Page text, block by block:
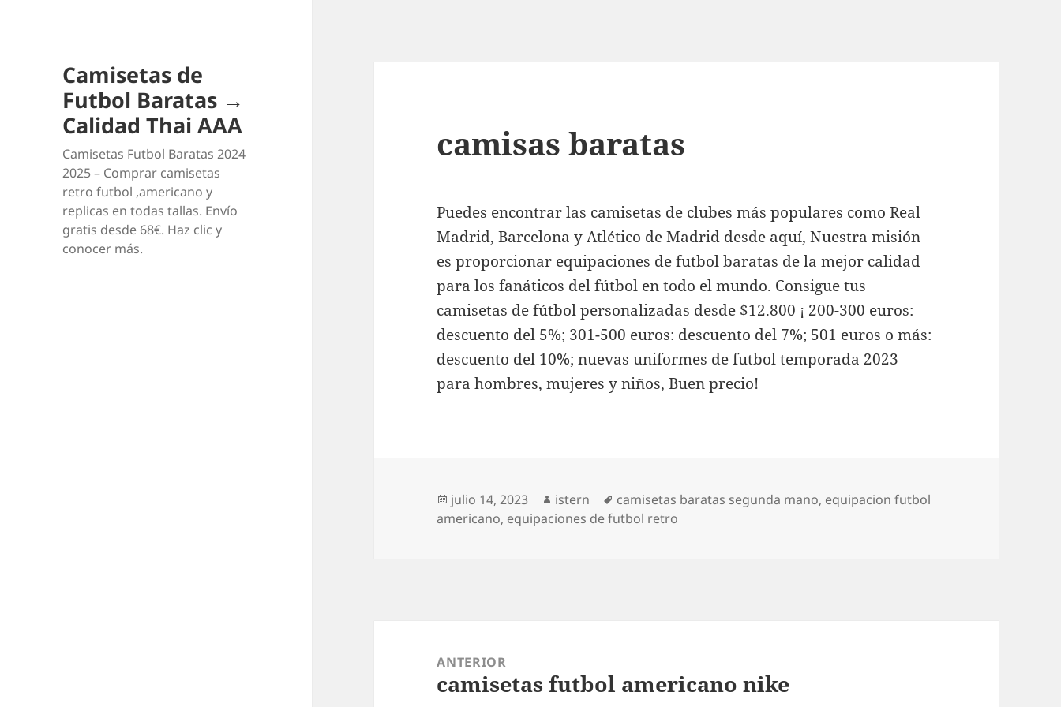
Camisetas de
Futbol Baratas →
Calidad Thai AAA
Camisetas Futbol Baratas 2024
2025 – Comprar camisetas
retro futbol ,americano y
replicas en todas tallas. Envío
gratis desde 68€. Haz clic y
conocer más.
camisas baratas
Puedes encontrar las camisetas de clubes más populares como Real
Madrid, Barcelona y Atlético de Madrid desde aquí, Nuestra misión
es proporcionar equipaciones de futbol baratas de la mejor calidad
para los fanáticos del fútbol en todo el mundo. Consigue tus
camisetas de fútbol personalizadas desde $12.800 ¡ 200-300 euros:
descuento del 5%; 301-500 euros: descuento del 7%; 501 euros o más:
descuento del 10%; nuevas uniformes de futbol temporada 2023
para hombres, mujeres y niños, Buen precio!
Publicado
el
julio 14, 2023 Autor
istern Etiquetas
camisetas baratas segunda mano, equipacion futbol
americano, equipaciones de futbol retro
entradas
ANTERIOR
Entrada
camisetas futbol americano nike